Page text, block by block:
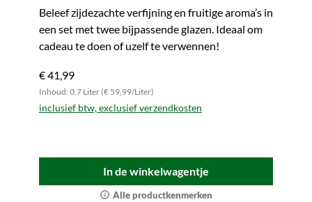
Beleef zijdezachte verfijning en fruitige aroma’s in
een set met twee bijpassende glazen. Ideaal om
cadeau te doen of uzelf te verwennen!
€ 41,99
Inhoud: 0.7 Liter (€ 59,99/Liter)
inclusief btw, exclusief verzendkosten
In de winkelwagentje
Alle productkenmerken